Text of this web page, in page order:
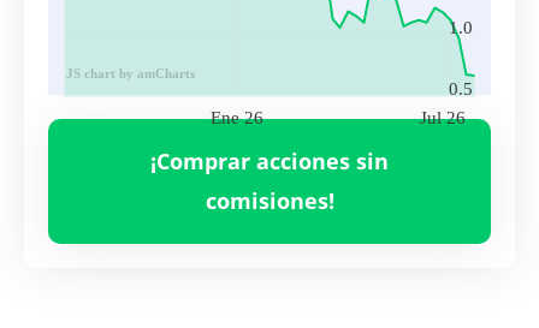
Ene 26 Jul 26
0.5
1.0
JS chart by amCharts
¡Comprar acciones sin
comisiones!